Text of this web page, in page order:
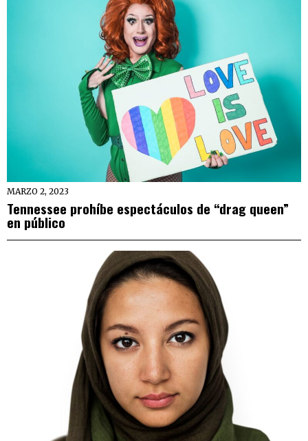
MARZO 2, 2023
Tennessee prohíbe espectáculos de “drag queen”
en público